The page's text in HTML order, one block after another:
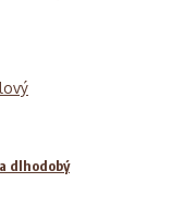
dlhodobý